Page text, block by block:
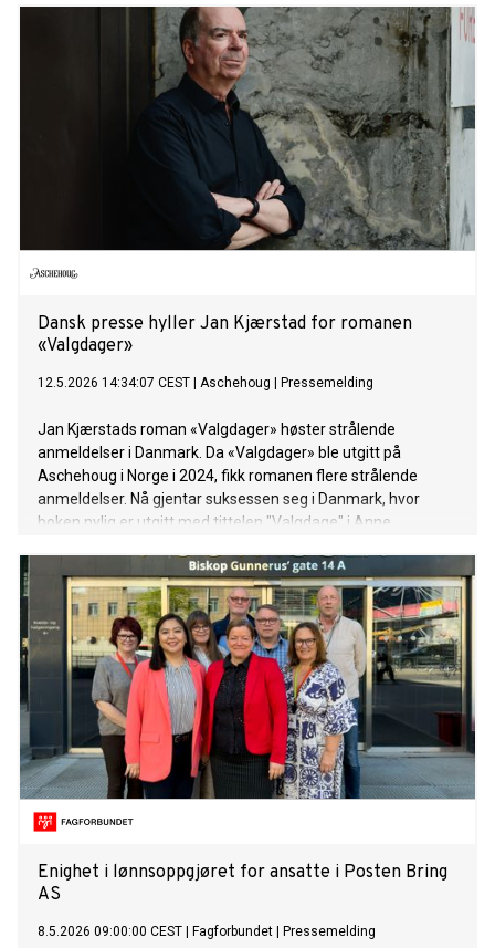
Dansk presse hyller Jan Kjærstad for romanen
«Valgdager»
12.5.2026 14:34:07 CEST Aschehoug Pressemelding
Jan Kjærstads roman «Valgdager» høster strålende
anmeldelser i Danmark. Da «Valgdager» ble utgitt på
Aschehoug i Norge i 2024, fikk romanen flere strålende
anmeldelser. Nå gjentar suksessen seg i Danmark, hvor
boken nylig er utgitt med tittelen "Valgdage" i Anne
Enighet i lønnsoppgjøret for ansatte i Posten Bring
AS
8.5.2026 09:00:00 CEST Fagforbundet Pressemelding